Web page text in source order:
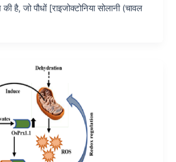
है, जो पौधों [राइजोक्टोनिया सोलानी (चावल